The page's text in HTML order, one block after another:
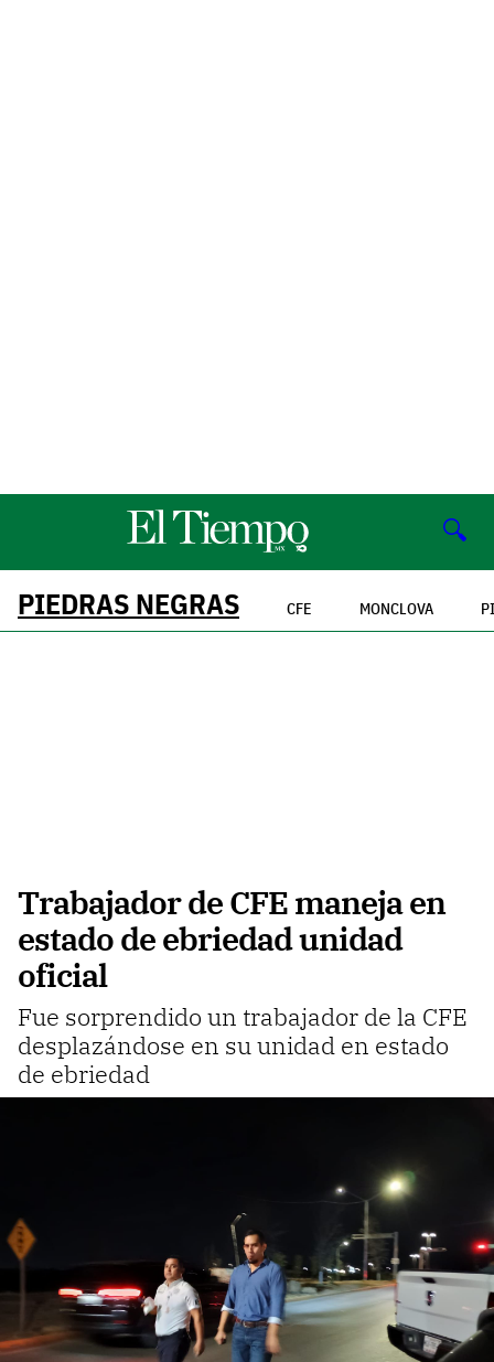
🔍
PIEDRAS NEGRAS CFE MONCLOVA
Trabajador de CFE maneja en
estado de ebriedad unidad
oficial
Fue sorprendido un trabajador de la CFE
desplazándose en su unidad en estado
de ebriedad